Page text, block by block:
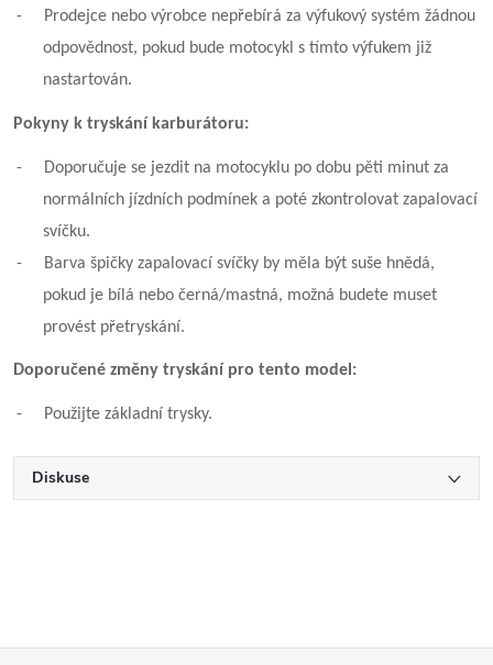
-
Prodejce nebo výrobce nepřebírá za výfukový systém žádnou
odpovědnost, pokud bude motocykl s tímto výfukem již
nastartován.
Pokyny k tryskání karburátoru:
-
Doporučuje se jezdit na motocyklu po dobu pěti minut za
normálních jízdních podmínek a poté zkontrolovat zapalovací
svíčku.
-
Barva špičky zapalovací svíčky by měla být suše hnědá,
pokud je bílá nebo černá/mastná, možná budete muset
provést přetryskání.
Doporučené změny tryskání pro tento model:
- Použijte základní trysky.
Diskuse